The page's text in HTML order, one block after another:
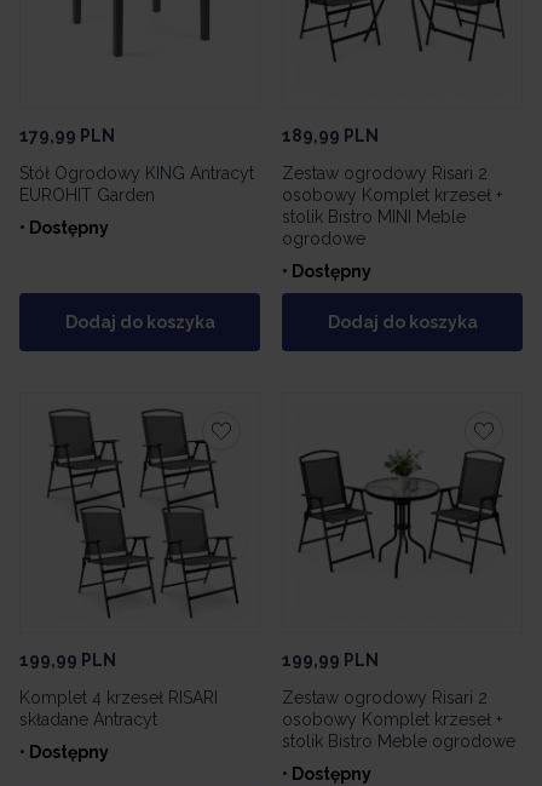
179,99 PLN
Stół Ogrodowy KING Antracyt
EUROHIT Garden
• Dostępny
Dodaj do koszyka
189,99 PLN
Zestaw ogrodowy Risari 2
osobowy Komplet krzeseł +
stolik Bistro MINI Meble
ogrodowe
• Dostępny
Dodaj do koszyka
199,99 PLN
Komplet 4 krzeseł RISARI
składane Antracyt
• Dostępny
199,99 PLN
Zestaw ogrodowy Risari 2
osobowy Komplet krzeseł +
stolik Bistro Meble ogrodowe
• Dostępny